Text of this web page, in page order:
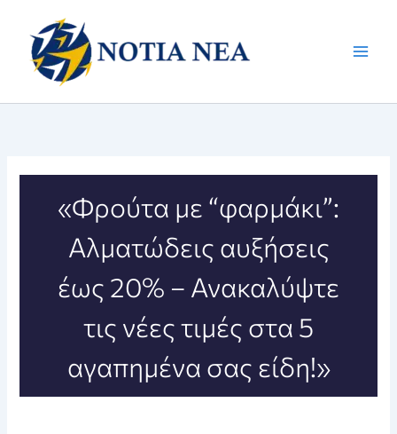
περιεχόμενο
«Φρούτα με “φαρμάκι”:
Αλματώδεις αυξήσεις
έως 20% – Ανακαλύψτε
τις νέες τιμές στα 5
αγαπημένα σας είδη!»